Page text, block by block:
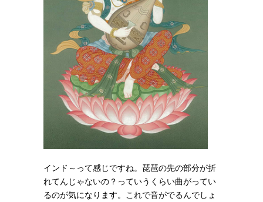
インド～って感じですね。琵琶の先の部分が折
れてんじゃないの？っていうくらい曲がってい
るのが気になります。これで音がでるんでしょ